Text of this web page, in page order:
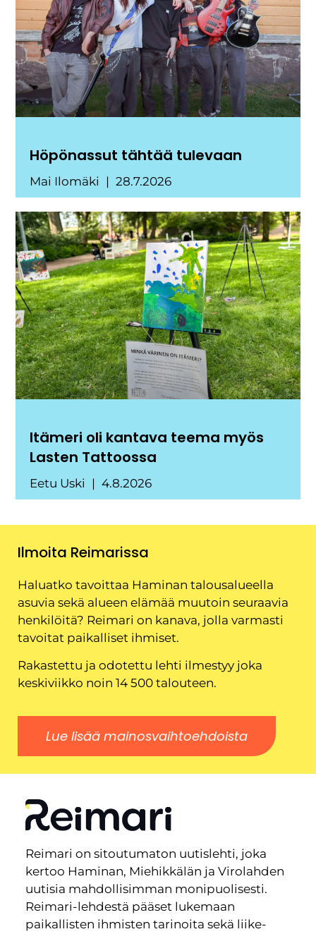
Höpönassut tähtää tulevaan
Mai Ilomäki 28.7.2026
Itämeri oli kantava teema myös
Lasten Tattoossa
Eetu Uski 4.8.2026
Ilmoita Reimarissa
Haluatko tavoittaa Haminan talousalueella
asuvia sekä alueen elämää muutoin seuraavia
henkilöitä? Reimari on kanava, jolla varmasti
tavoitat paikalliset ihmiset.
Rakastettu ja odotettu lehti ilmestyy joka
keskiviikko noin 14 500 talouteen.
Lue lisää mainosvaihtoehdoista
Reimari on sitoutumaton uutislehti, joka
kertoo Haminan, Miehikkälän ja Virolahden
uutisia mahdollisimman monipuolisesti.
Reimari-lehdestä pääset lukemaan
paikallisten ihmisten tarinoita sekä liike-